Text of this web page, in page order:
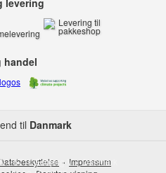
til Danmark
handel
Impressum
6710 Esbjerg V
Danmark